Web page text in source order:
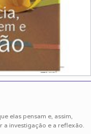
elas pensam e, assim,
a investigação e a reflexão.